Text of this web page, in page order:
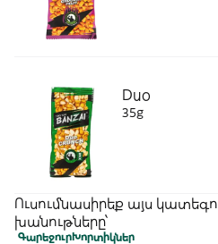
Duo
35g
Ուսումնասիրեք այս
խանութները՝
ԳարեջուրԽորտիկներ